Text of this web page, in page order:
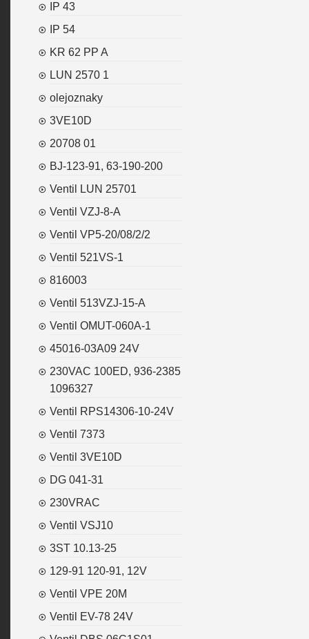
IP 43
IP 54
KR 62 PP A
LUN 2570 1
olejoznaky
3VE10D
20708 01
BJ-123-91, 63-190-200
Ventil LUN 25701
Ventil VZJ-8-A
Ventil VP5-20/08/2/2
Ventil 521VS-1
816003
Ventil 513VZJ-15-A
Ventil OMUT-060A-1
45016-03A09 24V
230VAC 100ED, 936-2385
1096327
Ventil RPS14306-10-24V
Ventil 7373
Ventil 3VE10D
DG 041-31
230VRAC
Ventil VSJ10
3ST 10.13-25
129-91 120-91, 12V
Ventil VPE 20M
Ventil EV-78 24V